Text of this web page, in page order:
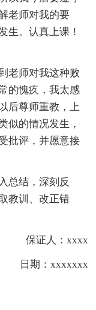
老师对我的要
生。认真上课！
师对我这种败
的愧疚，我太感
后尊师重教，上
似的情况发生，
批评，并愿意接
结，深刻反
教训、改正错
保证人：xxxx
日期：xxxxxxx